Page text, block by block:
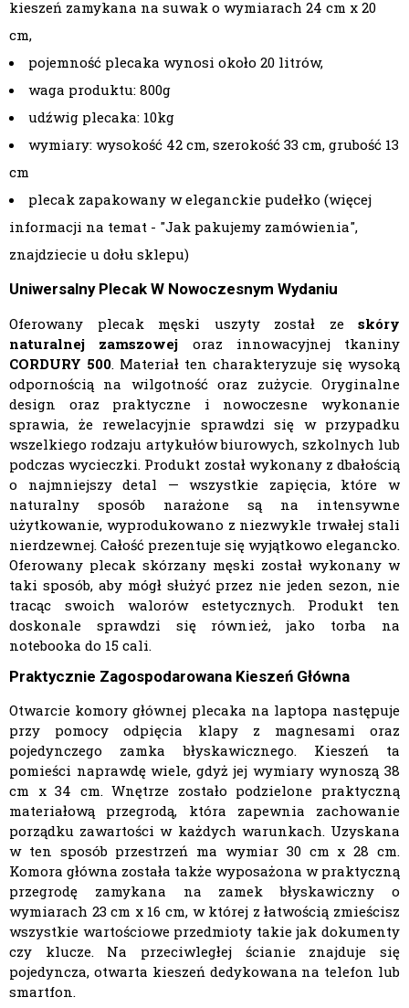
kieszeń zamykana na suwak o wymiarach 24 cm x 20
cm,
pojemność plecaka wynosi około 20 litrów,
waga produktu: 800g
udźwig plecaka: 10kg
wymiary: wysokość 42 cm, szerokość 33 cm, grubość 13
cm
plecak zapakowany w eleganckie pudełko (więcej
informacji na temat - "Jak pakujemy zamówienia",
znajdziecie u dołu sklepu)
Uniwersalny Plecak W Nowoczesnym Wydaniu
Oferowany plecak męski uszyty został ze skóry
naturalnej zamszowej oraz innowacyjnej tkaniny
CORDURY 500. Materiał ten charakteryzuje się wysoką
odpornością na wilgotność oraz zużycie. Oryginalne
design oraz praktyczne i nowoczesne wykonanie
sprawia, że rewelacyjnie sprawdzi się w przypadku
wszelkiego rodzaju artykułów biurowych, szkolnych lub
podczas wycieczki. Produkt został wykonany z dbałością
o najmniejszy detal — wszystkie zapięcia, które w
naturalny sposób narażone są na intensywne
użytkowanie, wyprodukowano z niezwykle trwałej stali
nierdzewnej. Całość prezentuje się wyjątkowo elegancko.
Oferowany plecak skórzany męski został wykonany w
taki sposób, aby mógł służyć przez nie jeden sezon, nie
tracąc swoich walorów estetycznych. Produkt ten
doskonale sprawdzi się również, jako torba na
notebooka do 15 cali.
Praktycznie Zagospodarowana Kieszeń Główna
Otwarcie komory głównej plecaka na laptopa następuje
przy pomocy odpięcia klapy z magnesami oraz
pojedynczego zamka błyskawicznego. Kieszeń ta
pomieści naprawdę wiele, gdyż jej wymiary wynoszą 38
cm x 34 cm. Wnętrze zostało podzielone praktyczną
materiałową przegrodą, która zapewnia zachowanie
porządku zawartości w każdych warunkach. Uzyskana
w ten sposób przestrzeń ma wymiar 30 cm x 28 cm.
Komora główna została także wyposażona w praktyczną
przegrodę zamykana na zamek błyskawiczny o
wymiarach 23 cm x 16 cm, w której z łatwością zmieścisz
wszystkie wartościowe przedmioty takie jak dokumenty
czy klucze. Na przeciwległej ścianie znajduje się
pojedyncza, otwarta kieszeń dedykowana na telefon lub
smartfon.